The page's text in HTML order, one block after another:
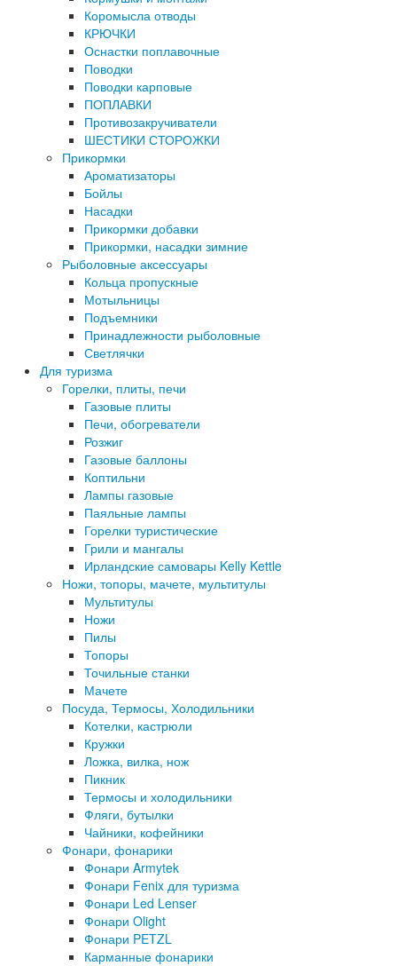
Коромысла отводы
КРЮЧКИ
Оснастки поплавочные
Поводки
Поводки карповые
ПОПЛАВКИ
Противозакручиватели
ШЕСТИКИ СТОРОЖКИ
Прикормки
Ароматизаторы
Бойлы
Насадки
Прикормки добавки
Прикормки, насадки зимние
Рыболовные аксессуары
Кольца пропускные
Мотыльницы
Подъемники
Принадлежности рыболовные
Светлячки
Для туризма
Горелки, плиты, печи
Газовые плиты
Печи, обогреватели
Розжиг
Газовые баллоны
Коптильни
Лампы газовые
Паяльные лампы
Горелки туристические
Грили и мангалы
Ирландские самовары Kelly Kettle
Ножи, топоры, мачете, мультитулы
Мультитулы
Ножи
Пилы
Топоры
Точильные станки
Мачете
Посуда, Термосы, Холодильники
Котелки, кастрюли
Кружки
Ложка, вилка, нож
Пикник
Термосы и холодильники
Фляги, бутылки
Чайники, кофейники
Фонари, фонарики
Фонари Armytek
Фонари Fenix для туризма
Фонари Led Lenser
Фонари Olight
Фонари PETZL
Карманные фонарики